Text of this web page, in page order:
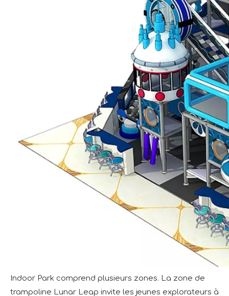
Indoor Park comprend plusieurs zones. La zone de
trampoline Lunar Leap invite les jeunes explorateurs à